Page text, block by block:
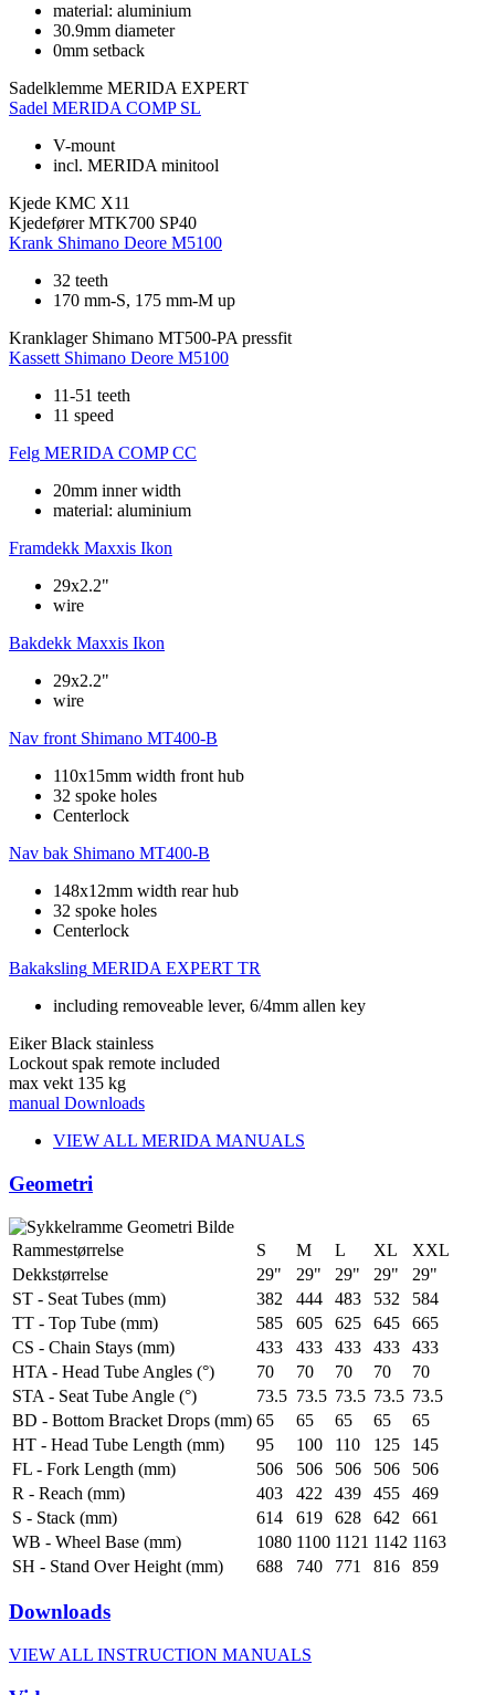
material: aluminium
30.9mm diameter
0mm setback
Sadelklemme MERIDA EXPERT
Sadel MERIDA COMP SL
V-mount
incl. MERIDA minitool
Kjede KMC X11
Kjedefører MTK700 SP40
Krank Shimano Deore M5100
32 teeth
170 mm-S, 175 mm-M up
Kranklager Shimano MT500-PA pressfit
Kassett Shimano Deore M5100
11-51 teeth
11 speed
Felg MERIDA COMP CC
20mm inner width
material: aluminium
Framdekk Maxxis Ikon
29x2.2"
wire
Bakdekk Maxxis Ikon
29x2.2"
wire
Nav front Shimano MT400-B
110x15mm width front hub
32 spoke holes
Centerlock
Nav bak Shimano MT400-B
148x12mm width rear hub
32 spoke holes
Centerlock
Bakaksling MERIDA EXPERT TR
including removeable lever, 6/4mm allen key
Eiker Black stainless
Lockout spak remote included
max vekt 135 kg
manual Downloads
VIEW ALL MERIDA MANUALS
Geometri
Rammestørrelse S M L XL
XXL
Dekkstørrelse
29" 29" 29" 29"
29"
ST - Seat Tubes (mm)
382 444 483 532
584
TT - Top Tube (mm)
585 605 625 645
665
CS - Chain Stays (mm)
433 433 433 433
433
HTA - Head Tube Angles (°)
70 70 70 70
70
STA - Seat Tube Angle (°)
73.5 73.5 73.5 73.5 73.5
BD - Bottom Bracket Drops (mm) 65 65 65 65
65
HT - Head Tube Length (mm)
95 100 110 125
145
FL - Fork Length (mm)
506 506 506 506
506
R - Reach (mm)
403 422 439 455
469
S - Stack (mm)
614 619 628 642
661
WB - Wheel Base (mm)
1080 1100 1121 1142 1163
SH - Stand Over Height (mm)
688 740 771 816 859
Downloads
VIEW ALL INSTRUCTION MANUALS